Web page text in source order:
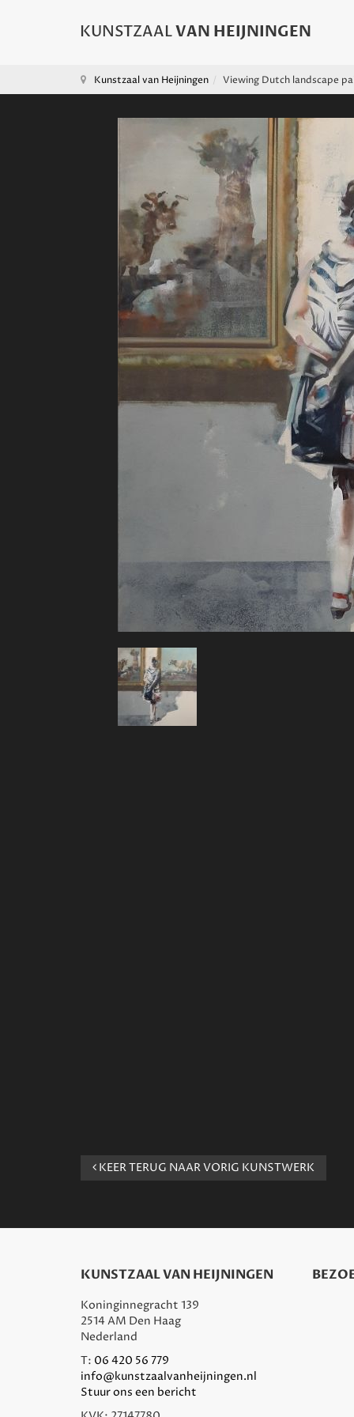
Kunstzaal van Heijningen Viewing Dutch landscape
KEER TERUG NAAR VORIG KUNSTWERK
KUNSTZAAL VAN HEIJNINGEN
Koninginnegracht 139
2514 AM Den Haag
Nederland
T: 06 420 56 779
info@kunstzaalvanheijningen.nl
Stuur ons een bericht